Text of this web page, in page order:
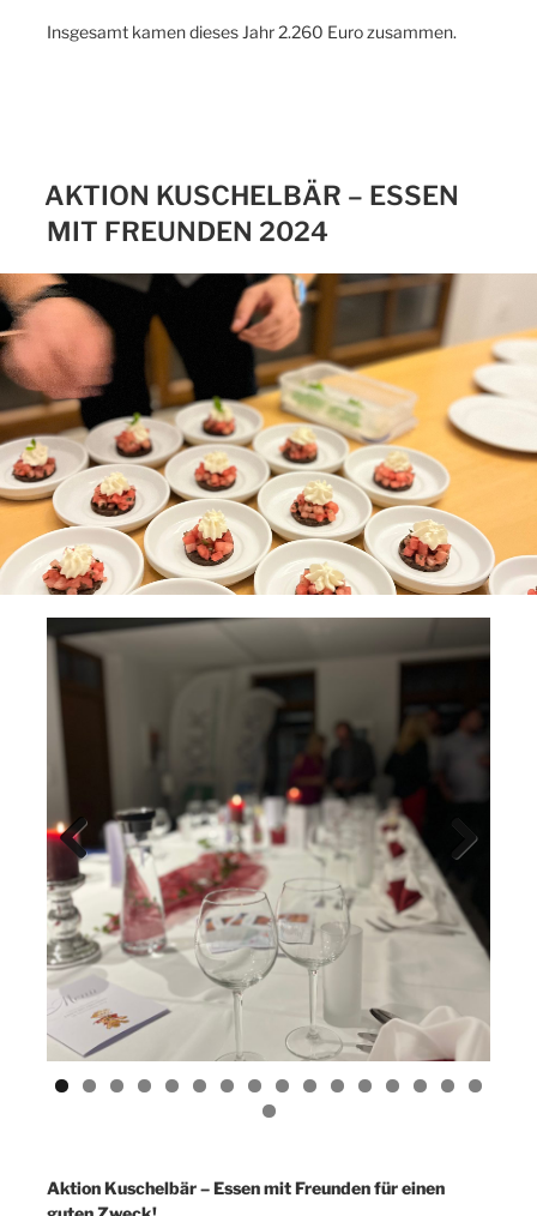
Insgesamt kamen dieses Jahr 2.260 Euro zusammen.
AKTION KUSCHELBÄR – ESSEN
MIT FREUNDEN 2024
Previ
ous
Next
Aktion Kuschelbär – Essen mit Freunden für einen